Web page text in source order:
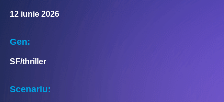
12 iunie 2026
Gen:
SF/thriller
Scenariu: